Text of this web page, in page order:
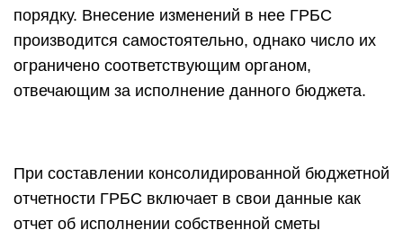
порядку. Внесение изменений в нее ГРБС
производится самостоятельно, однако число их
ограничено соответствующим органом,
отвечающим за исполнение данного бюджета.
При составлении консолидированной бюджетной
отчетности ГРБС включает в свои данные как
отчет об исполнении собственной сметы